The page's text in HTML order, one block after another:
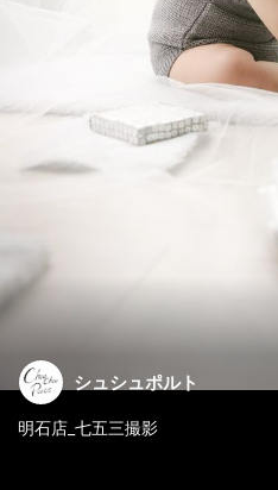
シュシュポルト
明石店_七五三撮影